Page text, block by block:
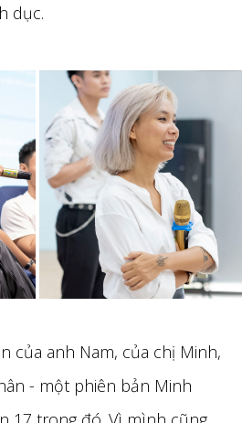
dục.
của anh Nam, của chị Minh,
- một phiên bản Minh